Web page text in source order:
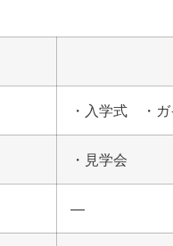
・入学式 ・
・見学会
—